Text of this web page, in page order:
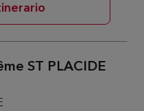
ST PLACIDE